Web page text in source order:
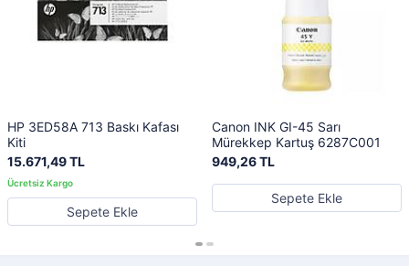
HP 3ED58A 713 Baskı Kafası
Kiti
15.671,49 TL
Sepete Ekle
Canon INK GI-45 Sarı
Mürekkep Kartuş 6287C001
949,26 TL
Sepete Ekle